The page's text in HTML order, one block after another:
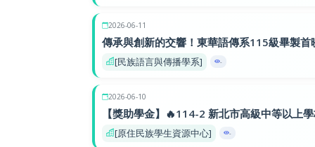
2026-06-11
傳承與創新的交響！東華語傳系115級畢製
[民族語言與傳播學系] -
2026-06-10
【獎助學金】🔥114-2 新北市高級中等以上
[原住民族學生資源中心] -